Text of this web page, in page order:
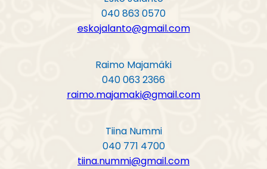
040 863 0570
eskojalanto@gmail.com
Raimo Majamäki
040 063 2366
raimo.majamaki@gmail.com
Tiina Nummi
040 771 4700
tiina.nummi@gmail.com